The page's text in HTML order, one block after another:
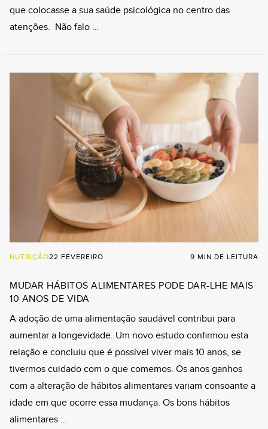
que colocasse a sua saúde psicológica no centro das
atenções. Não falo …
NUTRIÇÃO22 FEVEREIRO 9 MIN DE LEITURA
MUDAR HÁBITOS ALIMENTARES PODE DAR-LHE MAIS
10 ANOS DE VIDA
A adoção de uma alimentação saudável contribui para
aumentar a longevidade. Um novo estudo confirmou esta
relação e concluiu que é possível viver mais 10 anos, se
tivermos cuidado com o que comemos. Os anos ganhos
com a alteração de hábitos alimentares variam consoante a
idade em que ocorre essa mudança. Os bons hábitos
alimentares …